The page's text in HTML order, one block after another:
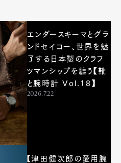
エンダースキーマとグラ
ンドセイコー、世界を魅
了する日本製のクラフ
ツマンシップを纏う【靴
と腕時計 Vol.18】
2026.7.22
【津田健次郎の愛用腕